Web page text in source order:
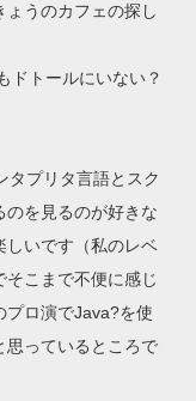
うのカフェの探し
ドトールにいない？
タプリタ言語とスク
のを見るのが好きな
しいです（私のレベ
こまで不便に感じ
プロ演でJava?を使
思っているところで